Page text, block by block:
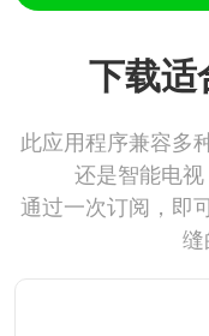
下载适
此应用程序兼容多
还是智能电视
通过一次订阅，即
缝